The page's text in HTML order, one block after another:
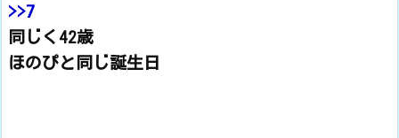
>>7
同じく42歳
ほのぴと同じ誕生日